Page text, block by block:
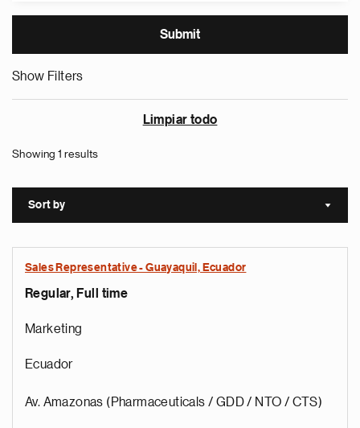
Show Filters
Limpiar todo
Showing 1 results
Sort by Sort
Sales Representative - Guayaquil, Ecuador
Regular, Full time
Marketing
Ecuador
Av. Amazonas (Pharmaceuticals / GDD / NTO / CTS)